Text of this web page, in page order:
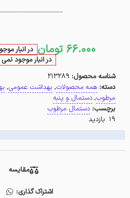
66.000 تومان در انبار
در انبار موجود
شناسه محصول: 213289
دسته: همه محصولات, بهداشت عمومی,
مرطوب,دستمال و پنبه
برچسب: دستمال مرطوب
19 بازدید
مقایسه
اشتراک گذاری: